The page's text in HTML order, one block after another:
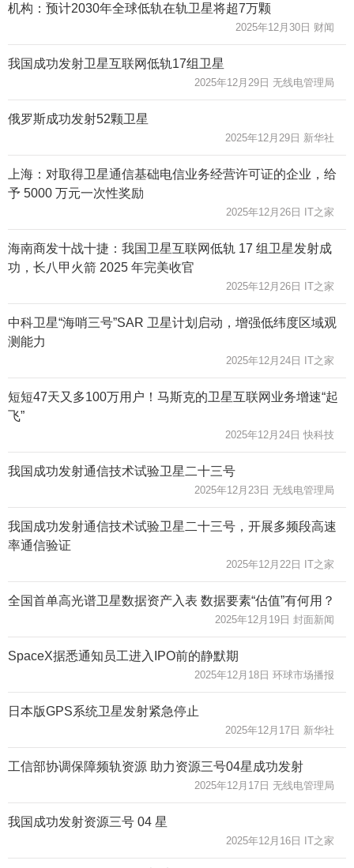
机构：预计2030年全球低轨在轨卫星将超7万颗
2025年12月30日 财闻
我国成功发射卫星互联网低轨17组卫星
2025年12月29日 无线电管理局
俄罗斯成功发射52颗卫星
2025年12月29日 新华社
上海：对取得卫星通信基础电信业务经营许可证的企业，给
予 5000 万元一次性奖励
2025年12月26日 IT之家
海南商发十战十捷：我国卫星互联网低轨 17 组卫星发射成
功，长八甲火箭 2025 年完美收官
2025年12月26日 IT之家
中科卫星“海哨三号”SAR 卫星计划启动，增强低纬度区域观
测能力
2025年12月24日 IT之家
短短47天又多100万用户！马斯克的卫星互联网业务增速“起
飞”
2025年12月24日 快科技
我国成功发射通信技术试验卫星二十三号
2025年12月23日 无线电管理局
我国成功发射通信技术试验卫星二十三号，开展多频段高速
率通信验证
2025年12月22日 IT之家
全国首单高光谱卫星数据资产入表 数据要素“估值”有何用？
2025年12月19日 封面新闻
SpaceX据悉通知员工进入IPO前的静默期
2025年12月18日 环球市场播报
日本版GPS系统卫星发射紧急停止
2025年12月17日 新华社
工信部协调保障频轨资源 助力资源三号04星成功发射
2025年12月17日 无线电管理局
我国成功发射资源三号 04 星
2025年12月16日 IT之家